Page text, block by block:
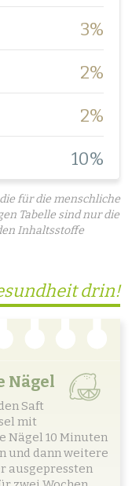
3%
2%
2%
10%
für die menschliche
Tabelle sind nur die
Inhaltsstoffe
drin!
Nägel
Saft
mit
Nägel 10 Minuten
und dann weitere
ausgepressten